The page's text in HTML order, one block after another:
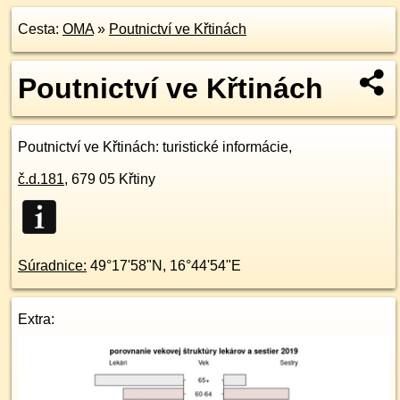
Cesta: OMA» Poutnictví ve Křtinách
Poutnictví ve Křtinách
Poutnictví ve Křtinách: turistické informácie,
č.d.181, 679 05 Křtiny
Súradnice: 49°17'58"N , 16°44'54"E
Extra: